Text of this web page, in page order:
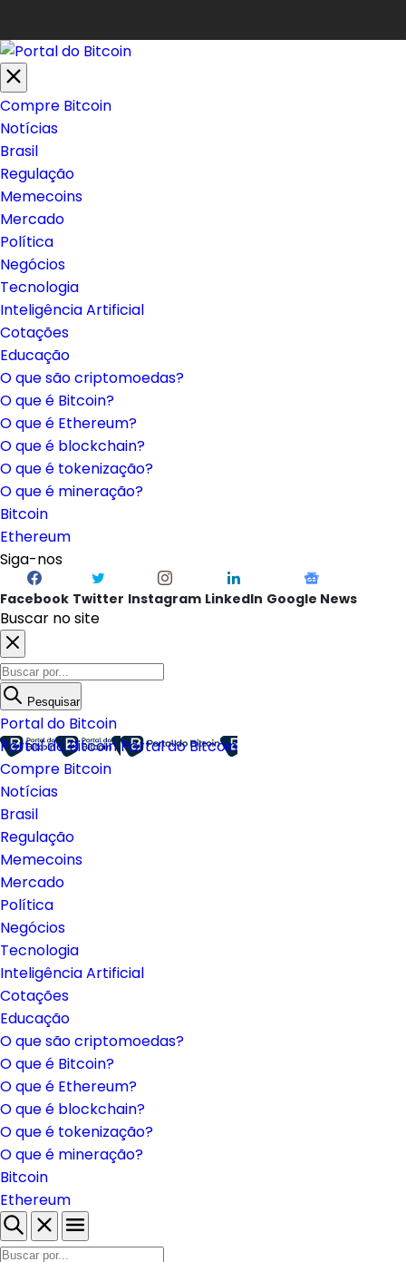
Compre Bitcoin
Notícias
Brasil
Regulação
Memecoins
Mercado
Política
Negócios
Tecnologia
Inteligência Artificial
Cotações
Educação
O que são criptomoedas?
O que é Bitcoin?
O que é Ethereum?
O que é blockchain?
O que é tokenização?
O que é mineração?
Bitcoin
Ethereum
Siga-nos
Facebook Twitter Instagram LinkedIn Google News
Buscar no site
Pesquisar
Portal do Bitcoin
Portal do BitcoinPortal do Bitcoin
Compre Bitcoin
Notícias
Brasil
Regulação
Memecoins
Mercado
Política
Negócios
Tecnologia
Inteligência Artificial
Cotações
Educação
O que são criptomoedas?
O que é Bitcoin?
O que é Ethereum?
O que é blockchain?
O que é tokenização?
O que é mineração?
Bitcoin
Ethereum